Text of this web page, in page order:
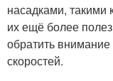
насадками, такими
их ещё более
обратить
скоростей.